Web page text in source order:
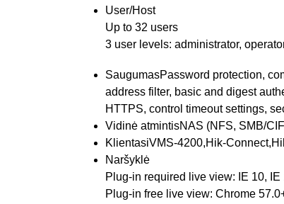
User/Host
Up to 32 users
3 user levels: administrator,
SaugumasPassword protection,
address filter, basic and digest
HTTPS, control timeout settings,
Vidinė atmintisNAS (NFS, SMB/
KlientasiVMS-4200,Hik-
Naršyklė
Plug-in required live view: IE 10, IE
Plug-in free live view: Chrome